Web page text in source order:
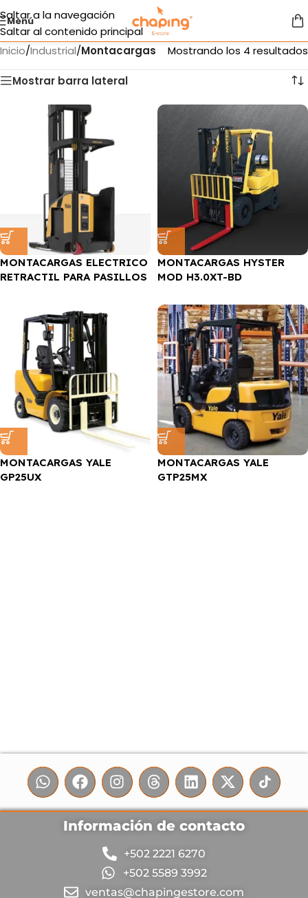
Saltar a la navegación
Saltar al contenido principal
Menú
Inicio/Industrial/Montacargas Mostrando los 4 resultados
Mostrar barra lateral
MONTACARGAS ELECTRICO
RETRACTIL PARA PASILLOS
MONTACARGAS HYSTER
MOD H3.0XT-BD
MONTACARGAS YALE
GP25UX
MONTACARGAS YALE
GTP25MX
Información de contacto
+502 2221 6270
+502 5589 3992
ventas@chapingestore.com